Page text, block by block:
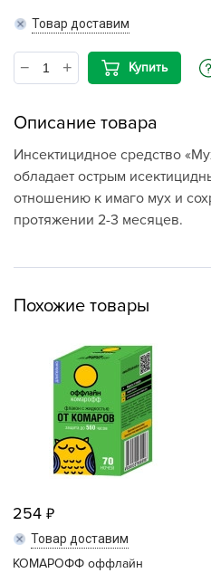
Товар доставим
Купить
Описание товара
Инсектицидное средство
обладает острым
отношению к имаго мух и
протяжении 2-3 месяцев.
Похожие товары
254
Товар доставим
КОМАРОФФ оффлайн